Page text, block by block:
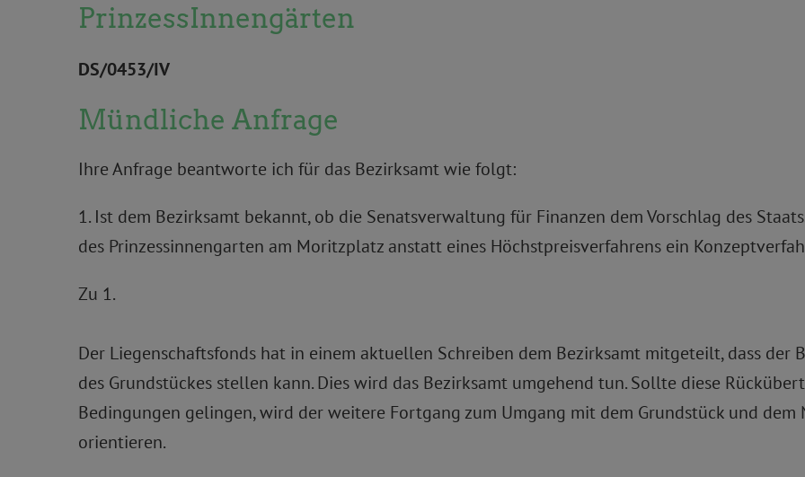
PrinzessInnengärten
DS/0453/IV
Mündliche Anfrage
Ihre Anfrage beantworte ich für das Bezirksamt wie folgt:
1. Ist dem Bezirksamt bekannt, ob die Senatsverwaltung für Finanzen dem Vorschlag des
des Prinzessinnengarten am Moritzplatz anstatt eines Höchstpreisverfahrens ein
Zu 1.
Der Liegenschaftsfonds hat in einem aktuellen Schreiben dem Bezirksamt mitgeteilt, dass der
des Grundstückes stellen kann. Dies wird das Bezirksamt umgehend tun. Sollte diese
Bedingungen gelingen, wird der weitere Fortgang zum Umgang mit dem Grundstück und dem
orientieren.